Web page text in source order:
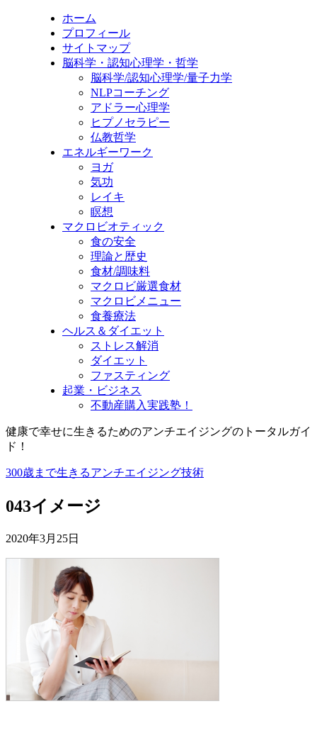
ホーム
プロフィール
サイトマップ
脳科学・認知心理学・哲学
脳科学/認知心理学/量子力学
NLPコーチング
アドラー心理学
ヒプノセラピー
仏教哲学
エネルギーワーク
ヨガ
気功
レイキ
瞑想
マクロビオティック
食の安全
理論と歴史
食材/調味料
マクロビ厳選食材
マクロビメニュー
食養療法
ヘルス＆ダイエット
ストレス解消
ダイエット
ファスティング
起業・ビジネス
不動産購入実践塾！
健康で幸せに生きるためのアンチエイジングのトータルガイ
ド！
300歳まで生きるアンチエイジング技術
043イメージ
2020年3月25日